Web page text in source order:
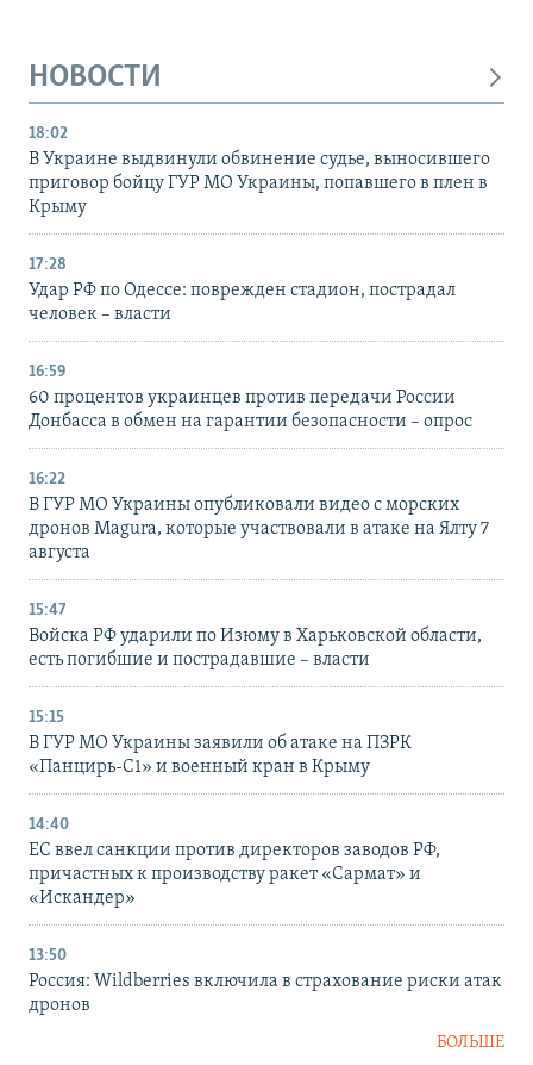
НОВОСТИ
18:02
В Украине выдвинули обвинение судье, выносившего
приговор бойцу ГУР МО Украины, попавшего в плен в
Крыму
17:28
Удар РФ по Одессе: поврежден стадион, пострадал
человек – власти
16:59
60 процентов украинцев против передачи России
Донбасса в обмен на гарантии безопасности – опрос
16:22
В ГУР МО Украины опубликовали видео с морских
дронов Magura, которые участвовали в атаке на Ялту 7
августа
15:47
Войска РФ ударили по Изюму в Харьковской области,
есть погибшие и пострадавшие – власти
15:15
В ГУР МО Украины заявили об атаке на ПЗРК
«Панцирь-С1» и военный кран в Крыму
14:40
ЕС ввел санкции против директоров заводов РФ,
причастных к производству ракет «Сармат» и
«Искандер»
13:50
Россия: Wildberries включила в страхование риски атак
дронов
БОЛЬШЕ